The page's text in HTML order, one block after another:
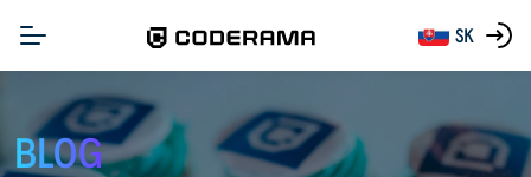
SK
BLOG